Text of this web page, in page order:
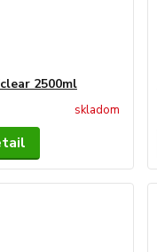
2500ml
skladom